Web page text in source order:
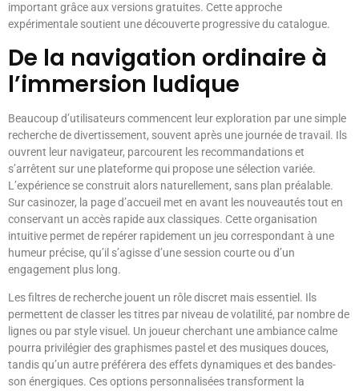
important grâce aux versions gratuites. Cette approche
expérimentale soutient une découverte progressive du catalogue.
De la navigation ordinaire à
l’immersion ludique
Beaucoup d’utilisateurs commencent leur exploration par une simple
recherche de divertissement, souvent après une journée de travail. Ils
ouvrent leur navigateur, parcourent les recommandations et
s’arrêtent sur une plateforme qui propose une sélection variée.
L’expérience se construit alors naturellement, sans plan préalable.
Sur casinozer, la page d’accueil met en avant les nouveautés tout en
conservant un accès rapide aux classiques. Cette organisation
intuitive permet de repérer rapidement un jeu correspondant à une
humeur précise, qu’il s’agisse d’une session courte ou d’un
engagement plus long.
Les filtres de recherche jouent un rôle discret mais essentiel. Ils
permettent de classer les titres par niveau de volatilité, par nombre de
lignes ou par style visuel. Un joueur cherchant une ambiance calme
pourra privilégier des graphismes pastel et des musiques douces,
tandis qu’un autre préférera des effets dynamiques et des bandes-
son énergiques. Ces options personnalisées transforment la